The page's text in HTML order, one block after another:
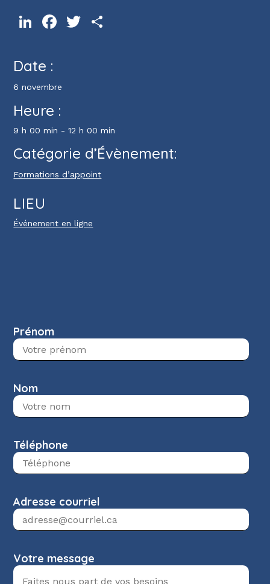
LinkedInFacebookTwitter
Date :
6 novembre
Heure :
9 h 00 min - 12 h 00 min
Catégorie d’Évènement:
Formations d’appoint
LIEU
Événement en ligne
Prénom
Nom
Téléphone
Adresse courriel
Votre message